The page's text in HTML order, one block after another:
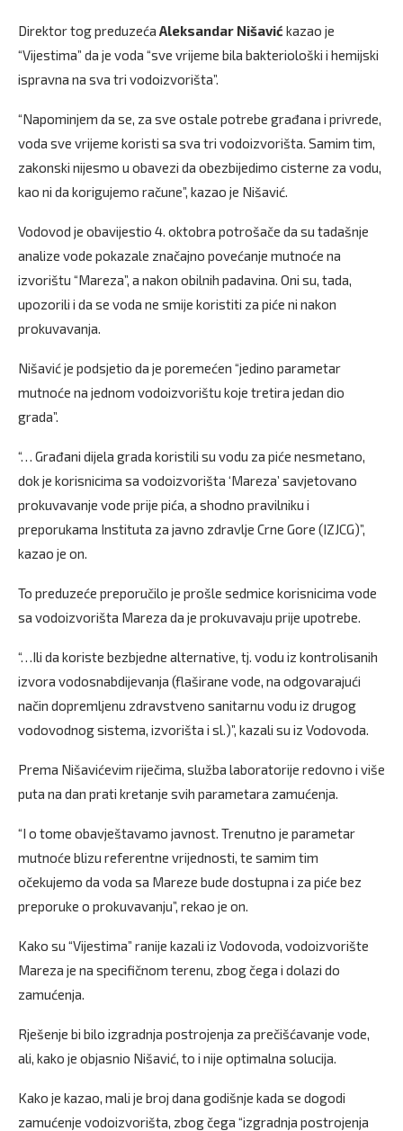
Direktor tog preduzeća Aleksandar Nišavić kazao je
“Vijestima” da je voda “sve vrijeme bila bakteriološki i hemijski
ispravna na sva tri vodoizvorišta”.
“Napominjem da se, za sve ostale potrebe građana i privrede,
voda sve vrijeme koristi sa sva tri vodoizvorišta. Samim tim,
zakonski nijesmo u obavezi da obezbijedimo cisterne za vodu,
kao ni da korigujemo račune”, kazao je Nišavić.
Vodovod je obavijestio 4. oktobra potrošače da su tadašnje
analize vode pokazale značajno povećanje mutnoće na
izvorištu “Mareza”, a nakon obilnih padavina. Oni su, tada,
upozorili i da se voda ne smije koristiti za piće ni nakon
prokuvavanja.
Nišavić je podsjetio da je poremećen “jedino parametar
mutnoće na jednom vodoizvorištu koje tretira jedan dio
grada”.
“… Građani dijela grada koristili su vodu za piće nesmetano,
dok je korisnicima sa vodoizvorišta ‘Mareza’ savjetovano
prokuvavanje vode prije pića, a shodno pravilniku i
preporukama Instituta za javno zdravlje Crne Gore (IZJCG)”,
kazao je on.
To preduzeće preporučilo je prošle sedmice korisnicima vode
sa vodoizvorišta Mareza da je prokuvavaju prije upotrebe.
“…Ili da koriste bezbjedne alternative, tj. vodu iz kontrolisanih
izvora vodosnabdijevanja (flaširane vode, na odgovarajući
način dopremljenu zdravstveno sanitarnu vodu iz drugog
vodovodnog sistema, izvorišta i sl.)”, kazali su iz Vodovoda.
Prema Nišavićevim riječima, služba laboratorije redovno i više
puta na dan prati kretanje svih parametara zamućenja.
“I o tome obavještavamo javnost. Trenutno je parametar
mutnoće blizu referentne vrijednosti, te samim tim
očekujemo da voda sa Mareze bude dostupna i za piće bez
preporuke o prokuvavanju”, rekao je on.
Kako su “Vijestima” ranije kazali iz Vodovoda, vodoizvorište
Mareza je na specifičnom terenu, zbog čega i dolazi do
zamućenja.
Rješenje bi bilo izgradnja postrojenja za prečišćavanje vode,
ali, kako je objasnio Nišavić, to i nije optimalna solucija.
Kako je kazao, mali je broj dana godišnje kada se dogodi
zamućenje vodoizvorišta, zbog čega “izgradnja postrojenja